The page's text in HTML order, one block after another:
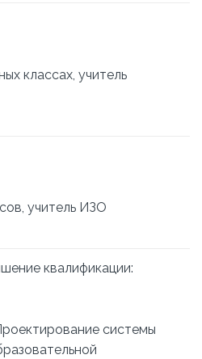
классах, учитель
учитель ИЗО
квалификации:
системы